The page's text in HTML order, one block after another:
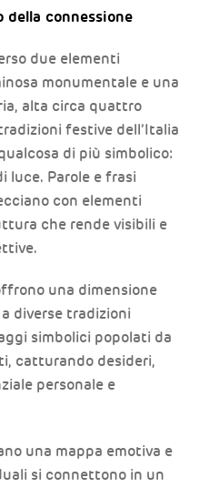
connessione
due elementi
monumentale e una
alta circa quattro
festive dell’Italia
di più simbolico:
luce. Parole e frasi
con elementi
che rende visibili e
una dimensione
diverse tradizioni
simbolici popolati da
catturando desideri,
personale e
una mappa emotiva e
si connettono in un